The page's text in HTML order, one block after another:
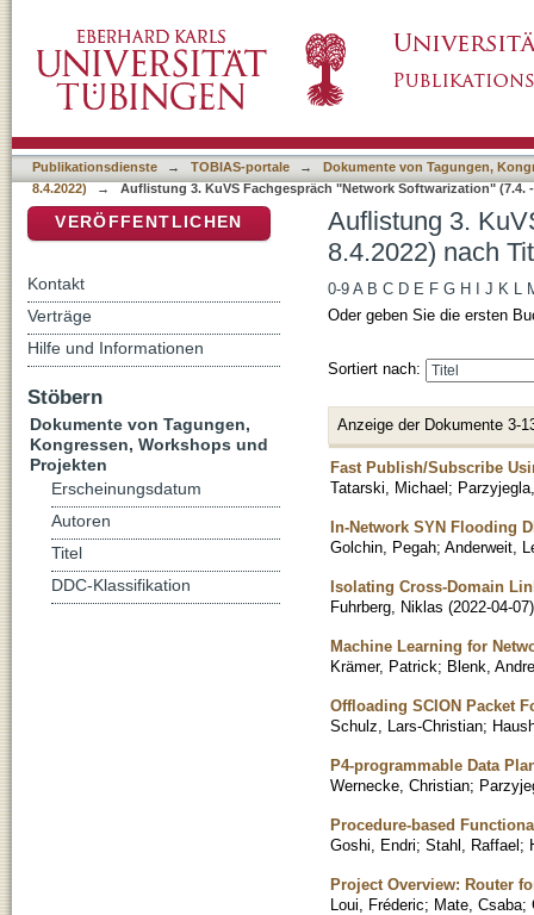
Publikationsdienste → TOBIAS-portale →
Dokumente von Tagungen,
8.4.2022)
→ Auflistung 3. KuVS Fachgespräch "Network Softwarization" (7.4.
Auflistung 3.
8.4.2022) nach
0-9 A B C D E F G H J K L
Oder geben Sie die ersten
Sortiert nach:
Anzeige der Dokumente 3-
Fast Publish/Subscribe
Tatarski, Michael;
In-Network SYN Flooding
Golchin, Pegah; Anderweit,
Isolating Cross-Domain
Fuhrberg, Niklas (2022-04-07)
Machine Learning for
Krämer, Patrick; Blenk,
Offloading SCION Packet
Schulz, Lars-Christian;
P4-programmable Data
Wernecke, Christian;
Procedure-based
Goshi, Endri; Stahl, Raffael;
Project Overview: Router
Loui, Fréderic; Mate, Csaba;
VERÖFFENTLICHEN
Kontakt
Verträge
Hilfe und Informationen
Stöbern
Dokumente von Tagungen,
Kongressen, Workshops und
Projekten
Erscheinungsdatum
Autoren
Titel
DDC-Klassifikation